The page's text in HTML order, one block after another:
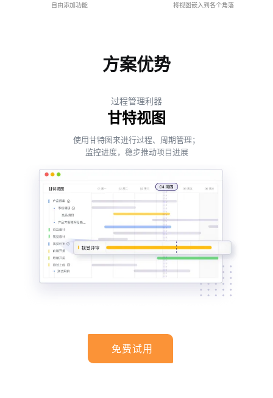
自由添加功能
将视图嵌入到各个角落
方案优势
过程管理利器
甘特视图
使用甘特图来进行过程、周期管理；
监控进度，稳步推动项目进展
免费试用